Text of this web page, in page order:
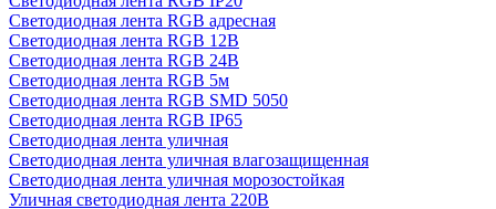
Светодиодная лента RGB адресная
Светодиодная лента RGB 12В
Светодиодная лента RGB 24В
Светодиодная лента RGB 5м
Светодиодная лента RGB SMD 5050
Светодиодная лента RGB IP65
Светодиодная лента уличная
Светодиодная лента уличная влагозащищенная
Светодиодная лента уличная морозостойкая
Уличная светодиодная лента 220В